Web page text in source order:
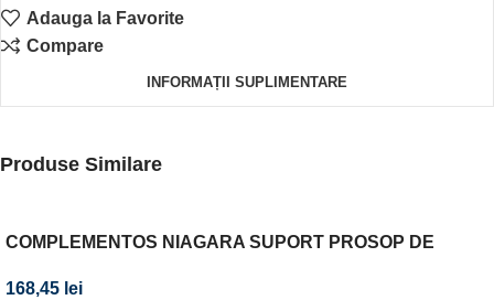
Adauga la Favorite
Compare
INFORMAȚII SUPLIMENTARE
Produse Similare
COMPLEMENTOS NIAGARA SUPORT PROSOP DE
168,45 lei